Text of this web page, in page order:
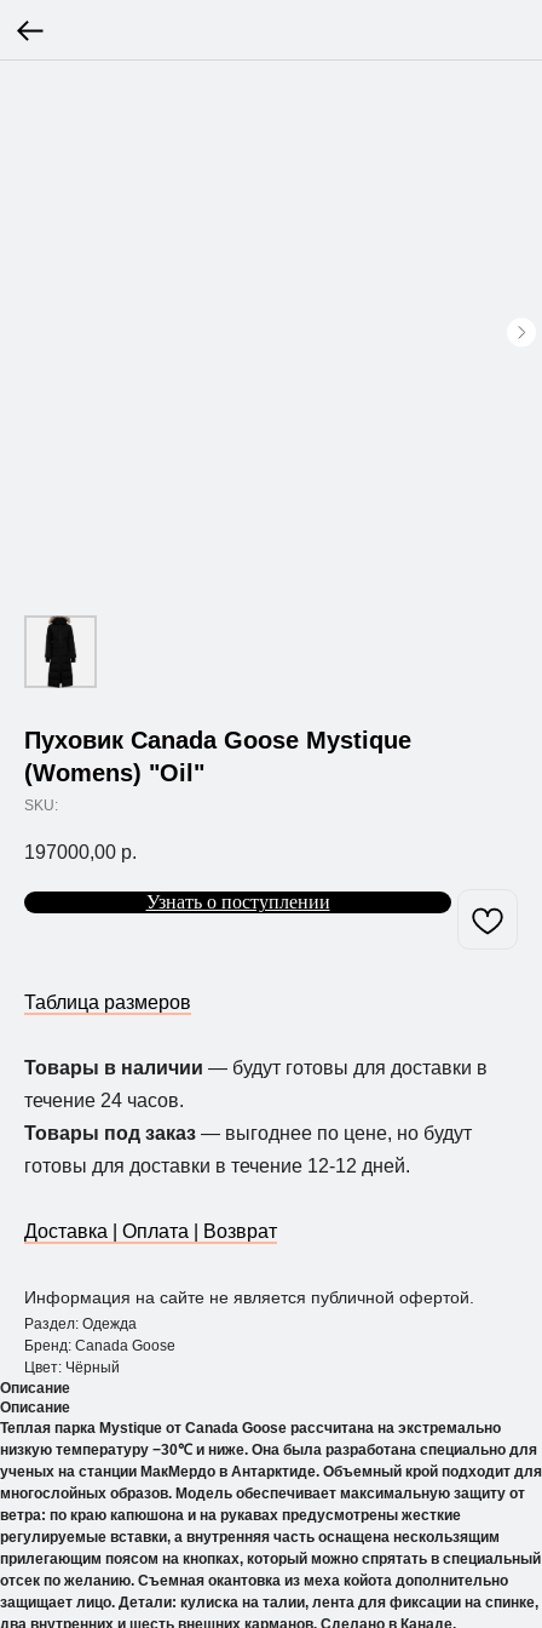
Пуховик Canada Goose Mystique
(Womens) "Oil"
SKU:
197000,00 р.
Узнать о поступлении
Таблица размеров
Товары в наличии — будут готовы для доставки в
течение 24 часов.
Товары под заказ — выгоднее по цене, но будут
готовы для доставки в течение 12-12 дней.
Доставка | Оплата | Возврат
Информация на сайте не является публичной офертой.
Раздел: Одежда
Бренд: Canada Goose
Цвет: Чёрный
Описание
Описание
Теплая парка Mystique от Canada Goose рассчитана на экстремально
низкую температуру −30℃ и ниже. Она была разработана специально для
ученых на станции МакМердо в Антарктиде. Объемный крой подходит для
многослойных образов. Модель обеспечивает максимальную защиту от
ветра: по краю капюшона и на рукавах предусмотрены жесткие
регулируемые вставки, а внутренняя часть оснащена нескользящим
прилегающим поясом на кнопках, который можно спрятать в специальный
отсек по желанию. Съемная окантовка из меха койота дополнительно
защищает лицо. Детали: кулиска на талии, лента для фиксации на спинке,